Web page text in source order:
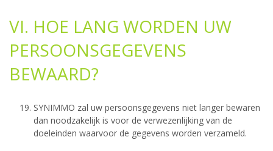
VI. HOE LANG WORDEN UW
PERSOONSGEGEVENS
BEWAARD?
SYNIMMO zal uw persoonsgegevens niet langer bewaren
dan noodzakelijk is voor de verwezenlijking van de
doeleinden waarvoor de gegevens worden verzameld.